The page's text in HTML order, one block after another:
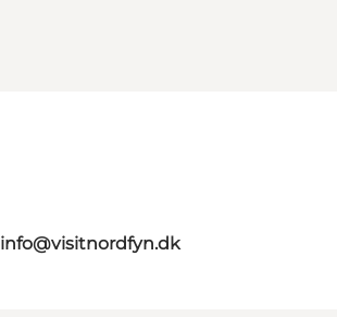
info@visitnordfyn.dk